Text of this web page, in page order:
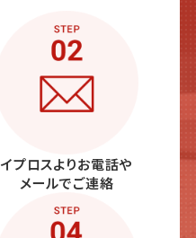
イプロスよりお電話や
メールでご連絡